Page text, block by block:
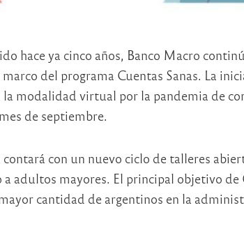
hace ya cinco años, Banco Macro
del programa Cuentas Sanas. La
modalidad virtual por la pandemia de
de septiembre.
con un nuevo ciclo de talleres
adultos mayores. El principal objetivo de
cantidad de argentinos en la